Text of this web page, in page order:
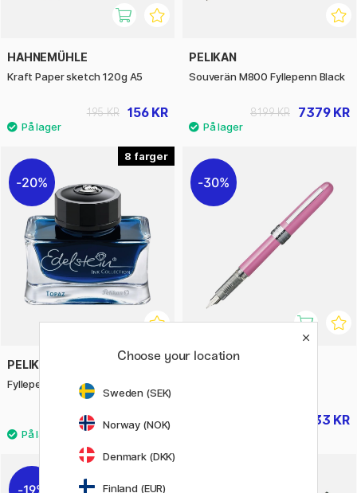
HAHNEMÜHLE
Kraft Paper sketch 120g A5
156 KR
195 KR
PELIKAN
Souverän M800 Fyllepenn Black
7379 KR
8199 KR
8
20%
PELIKAN
Fyllepennbläck Edelstein 50 ml
279 KR
349 KR
30%
PLATINUM
133 KR
Choose your location
Sweden (SEK)
Norway (NOK)
Denmark (DKK)
Finland (EUR)